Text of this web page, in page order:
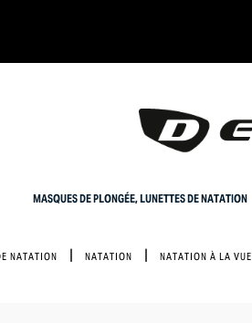
MASQUES DE PLONGÉE, LUNETTES DE NATATION
NATATION NATATION NATATION À LA VUE